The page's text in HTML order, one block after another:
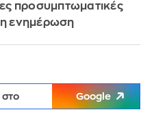
προσυμπτωματικές
ενημέρωση
στο Google